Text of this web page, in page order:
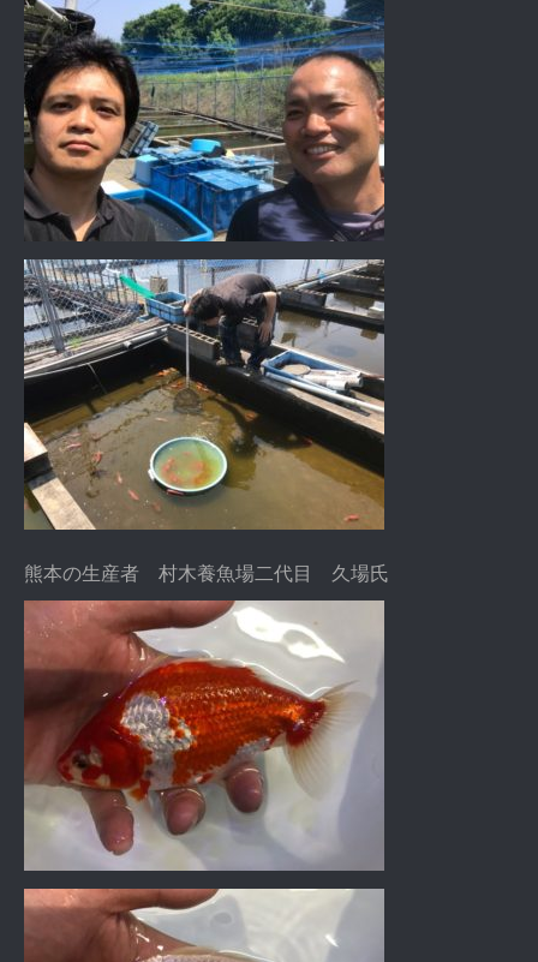
熊本の生産者 村木養魚場二代目 久場氏